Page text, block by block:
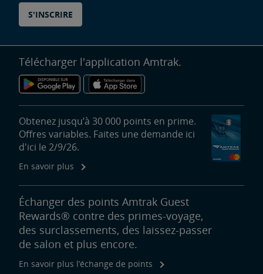
S'INSCRIRE
Télécharger l'application Amtrak.
Obtenez jusqu’à 30 000 points en prime.
Offres variables. Faites une demande ici
d'ici le 2/9/26.
En savoir plus
Échanger des points Amtrak Guest
Rewards® contre des primes-voyage,
des surclassements, des laissez-passer
de salon et plus encore.
En savoir plus l’échange de points